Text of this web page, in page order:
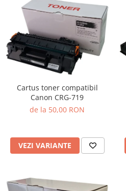
Cartus toner compatibil
Canon CRG-719
de la 50,00 RON
VEZI VARIANTE